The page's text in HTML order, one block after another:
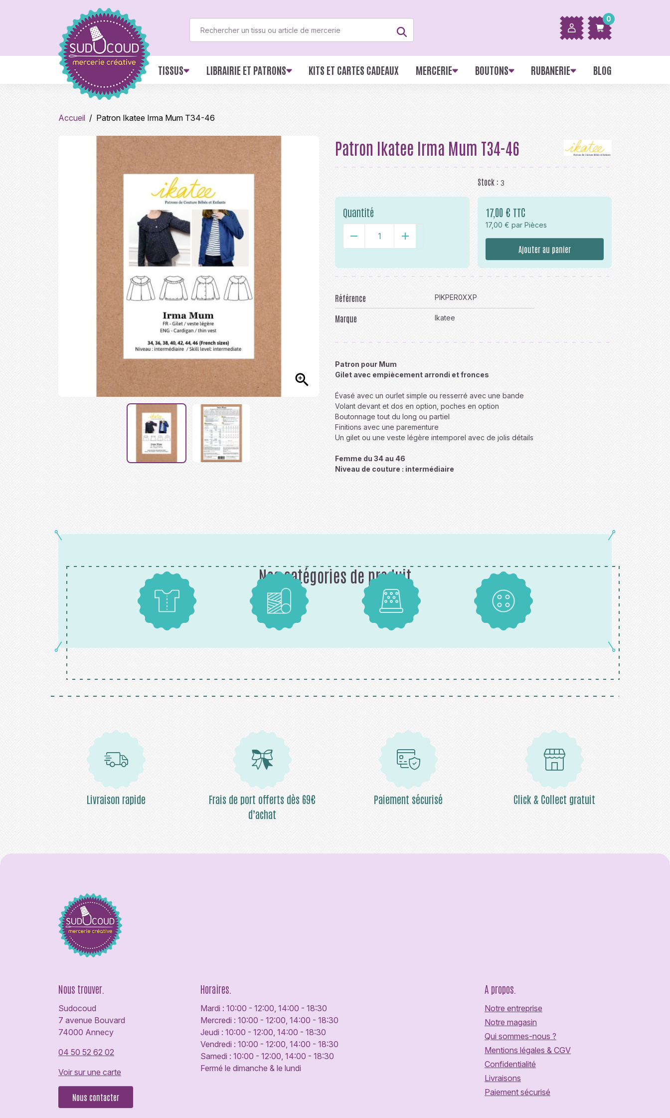
0
TISSUS LIBRAIRIE ET PATRONS KITS ET CARTES CADEAUX MERCERIE BOUTONS RUBANERIE BLOG
Accueil Patron Ikatee Irma Mum T34-46

Patron Ikatee Irma Mum T34-46
Stock : 3
Quantité
- +
17,00 € TTC
17,00 € par Pièces
Ajouter au panier
Référence PIKPER0XXP
Marque Ikatee
Patron pour Mum
Gilet avec empiècement arrondi et fronces
Évasé avec un ourlet simple ou resserré avec une bande
Volant devant et dos en option, poches en option
Boutonnage tout du long ou partiel
Finitions avec une parementure
Un gilet ou une veste légère intemporel avec de jolis détails
Femme du 34 au 46
Niveau de couture : intermédiaire
Nos catégories de produit
Patrons Tissus Mercerie Boutons
Livraison rapide
Frais de port offerts dès 69€
d’achat
Paiement sécurisé Click & Collect gratuit
Nous trouver.
Sudocoud
7 avenue Bouvard
74000 Annecy
04 50 52 62 02
Voir sur une carte
Nous contacter
Horaires.
Mardi : 10:00 - 12:00, 14:00 - 18:30
Mercredi : 10:00 - 12:00, 14:00 - 18:30
Jeudi : 10:00 - 12:00, 14:00 - 18:30
Vendredi : 10:00 - 12:00, 14:00 - 18:30
Samedi : 10:00 - 12:00, 14:00 - 18:30
Fermé le dimanche & le lundi
A propos.
Notre entreprise
Notre magasin
Qui sommes-nous ?
Mentions légales & CGV
Confidentialité
Livraisons
Paiement sécurisé